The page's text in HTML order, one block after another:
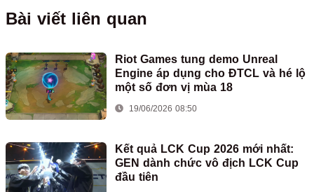
Bài viết liên quan
Riot Games tung demo Unreal
Engine áp dụng cho ĐTCL và hé lộ
một số đơn vị mùa 18
19/06/2026 08:50
Kết quả LCK Cup 2026 mới nhất:
GEN dành chức vô địch LCK Cup
đầu tiên